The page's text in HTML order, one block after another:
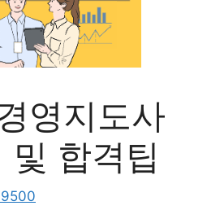
영지도사
및 합격팁